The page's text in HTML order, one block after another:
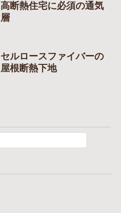
高断熱住宅に必須の通気
層
セルロースファイバーの
屋根断熱下地